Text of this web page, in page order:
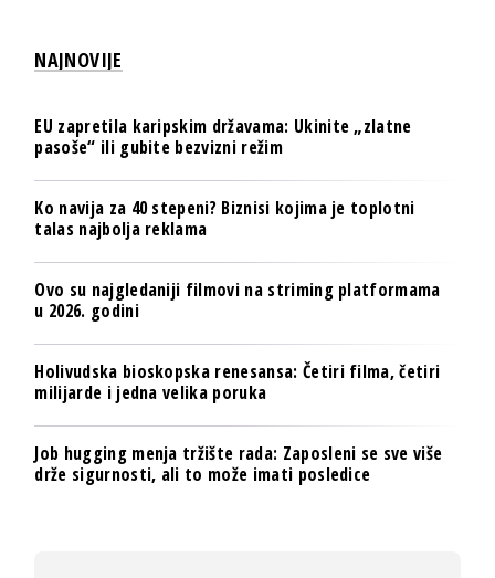
NAJNOVIJE
EU zapretila karipskim državama: Ukinite „zlatne
pasoše“ ili gubite bezvizni režim
Ko navija za 40 stepeni? Biznisi kojima je toplotni
talas najbolja reklama
Ovo su najgledaniji filmovi na striming platformama
u 2026. godini
Holivudska bioskopska renesansa: Četiri filma, četiri
milijarde i jedna velika poruka
Job hugging menja tržište rada: Zaposleni se sve više
drže sigurnosti, ali to može imati posledice